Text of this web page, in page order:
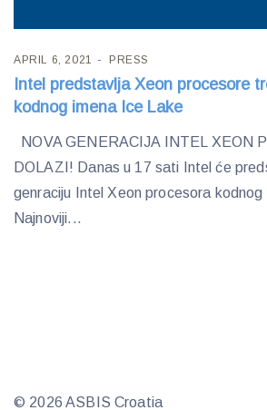
APRIL 6, 2021 PRESS
Intel predstavlja Xeon procesore
kodnog imena Ice Lake
NOVA GENERACIJA INTEL XEON
DOLAZI! Danas u 17 sati Intel će
genraciju Intel Xeon procesora
Najnoviji...
© 2026 ASBIS Croatia